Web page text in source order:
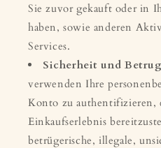
Sie zuvor gekauft oder in
haben, sowie anderen
Services.
Sicherheit und
verwenden Ihre
Konto zu authentifizieren,
Einkaufserlebnis
betrügerische, illegale,